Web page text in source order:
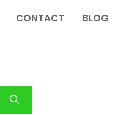
CONTACT BLOG